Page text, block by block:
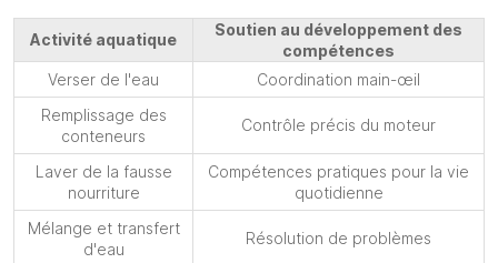
Activité aquatique
Soutien au développement des
compétences
Verser de l'eau
Coordination main-œil
Remplissage des
conteneurs
Contrôle précis du moteur
Laver de la fausse
nourriture
Compétences pratiques pour la vie
quotidienne
Mélange et transfert
d'eau
Résolution de problèmes